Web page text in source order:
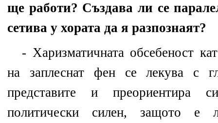
ще работи? Създава ли се
сетива у хората да я разпознаят?
- Харизматичната обсебеност
на заплеснат фен се лекува с
представите и преориентира
политически силен, защото е